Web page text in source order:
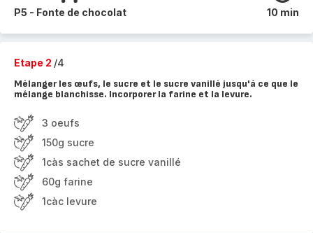
P5 - Fonte de chocolat 10 min
Etape 2 /4
Mélanger les œufs, le sucre et le sucre vanillé jusqu'à ce que le
mélange blanchisse. Incorporer la farine et la levure.
3 oeufs
150g sucre
1càs sachet de sucre vanillé
60g farine
1càc levure